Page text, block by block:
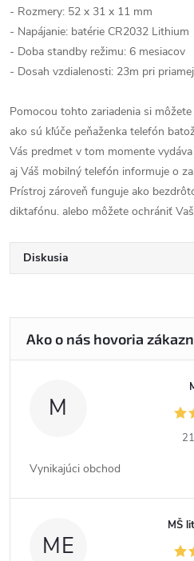
- Rozmery: 52 x 31 x 11 mm
- Napájanie: batérie CR2032 Lithium
- Doba standby režimu: 6 mesiacov
- Dosah vzdialenosti: 23m pri
Pomocou tohto zariadenia si
ako sú kľúče peňaženka telefón
Vás predmet v tom momente
aj Váš mobilný telefón informuje o
Prístroj zároveň funguje ako
diktafónu. alebo môžete ochrániť
Diskusia
M
Vynikajúci obchod
ME
MŠ